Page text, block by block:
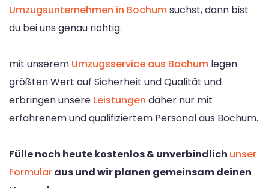
Umzugsunternehmen in Bochumsuchst, dann bist
du bei uns genau richtig.
mit unserem Umzugsservice aus Bochum legen
größten Wert auf Sicherheit und Qualität und
erbringen unsere Leistungen daher nur mit
erfahrenem und qualifiziertem Personal aus Bochum.
Fülle noch heute kostenlos & unverbindlich unser
Formularaus und wir planen gemeinsam deinen